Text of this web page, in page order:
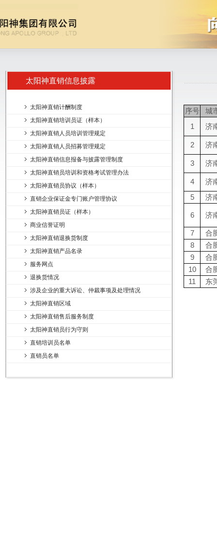
太阳神直销信息披露
太阳神直销计酬制度
太阳神直销培训员证（样本）
太阳神直销人员培训管理规定
太阳神直销人员招募管理规定
太阳神直销信息报备与披露管理制度
太阳神直销员培训和资格考试管理办法
太阳神直销员协议（样本）
直销企业保证金专门账户管理协议
太阳神直销员证（样本）
商业信誉证明
太阳神直销退换货制度
太阳神直销产品名录
服务网点
退换货情况
涉及企业的重大诉讼、仲裁事项及处理情况
太阳神直销区域
太阳神直销售后服务制度
太阳神直销员行为守则
直销培训员名单
直销员名单
序号
城
1
济
2 济
3 济
4
济
5
济
6 济
7
合
8
合
9
合
10
合
11
东